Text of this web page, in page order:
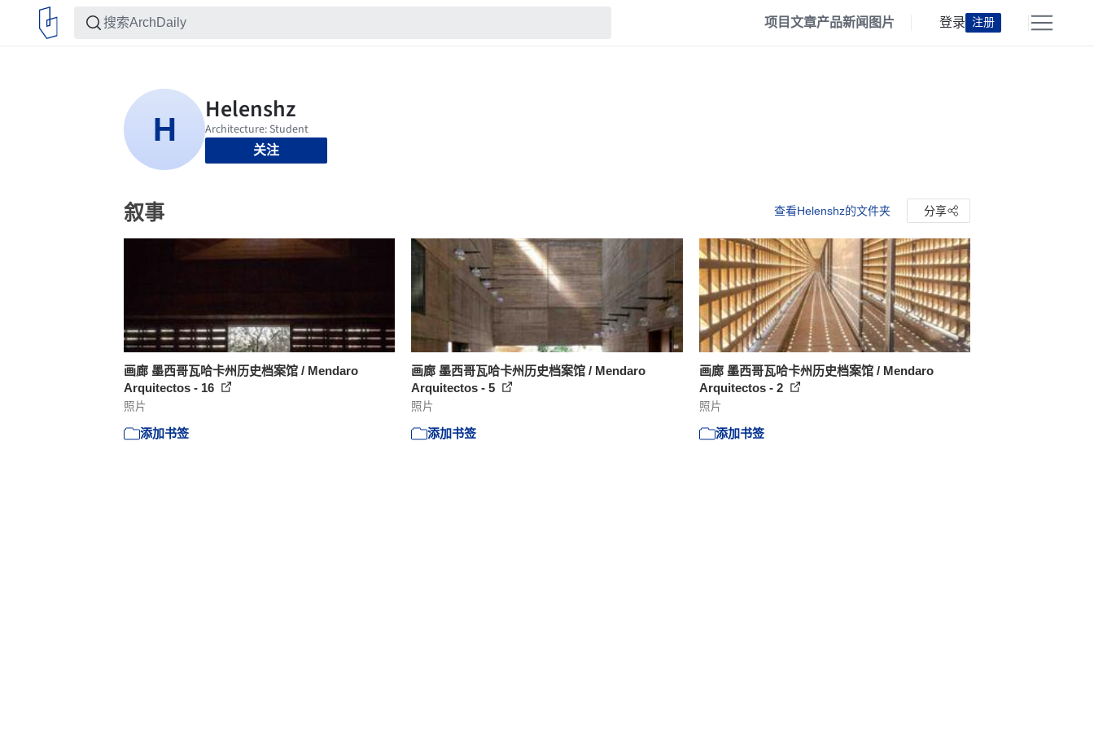
项目文章产品新闻 图片 登录 注册
关注
叙事 查看Helenshz的文件夹 分享
画廊 墨西哥瓦哈卡州历史档案馆 / Mendaro
Arquitectos - 16
照片
添加书签
画廊 墨西哥瓦哈卡州历史档案馆 / Mendaro
Arquitectos - 5
照片
添加书签
画廊 墨西哥瓦哈卡州历史档案馆 / Mendaro
Arquitectos - 2
照片
添加书签